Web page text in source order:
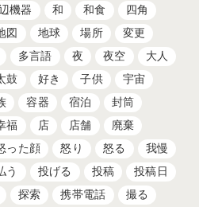
機器 和 和食
四角
図 地球 場所
変更
多言語 夜 夜空
大人
鼓 好き 子供
宇宙
容器 宿泊
封筒
福 店 店舗
廃棄
った顔 怒り 怒る
我慢
う 投げる 投稿
投稿日
探索 携帯電話
撮る